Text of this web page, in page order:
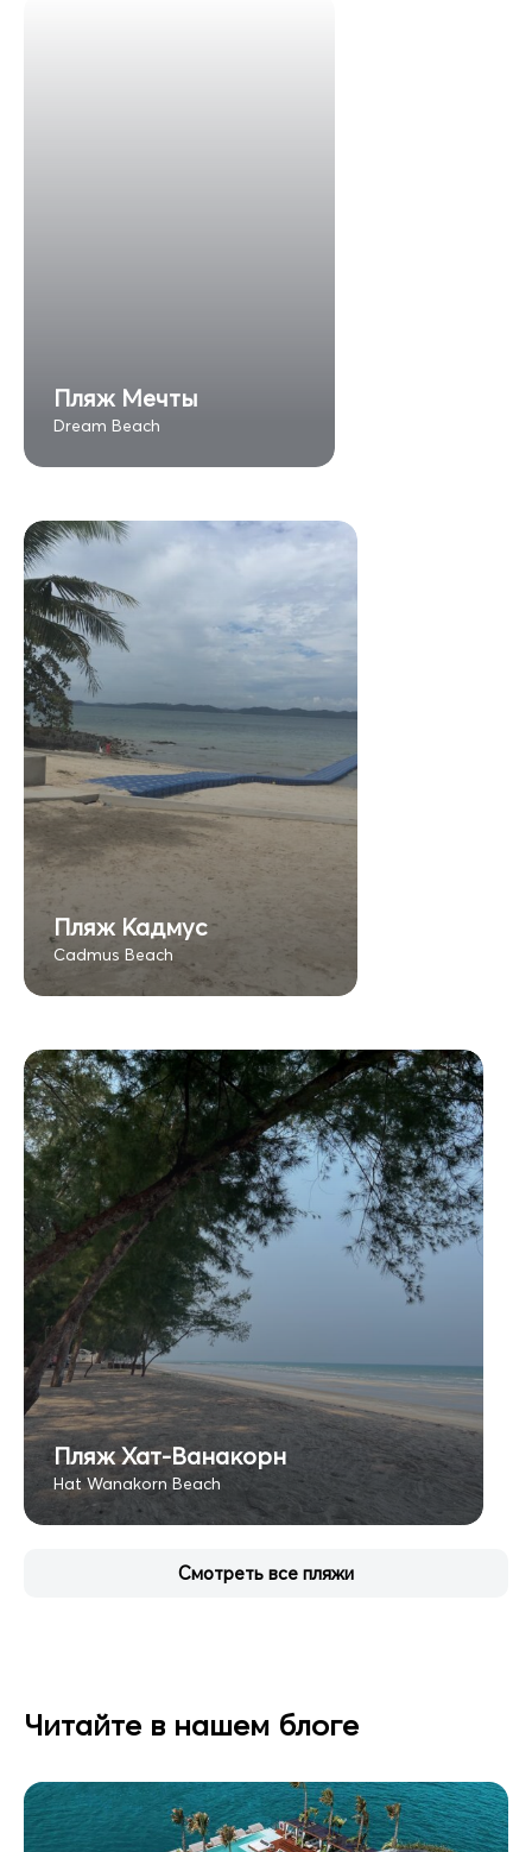
Пляж Мечты
Dream Beach
Пляж Кадмус
Cadmus Beach
Пляж Хат-Ванакорн
Hat Wanakorn Beach
Смотреть все пляжи
Читайте в нашем блоге